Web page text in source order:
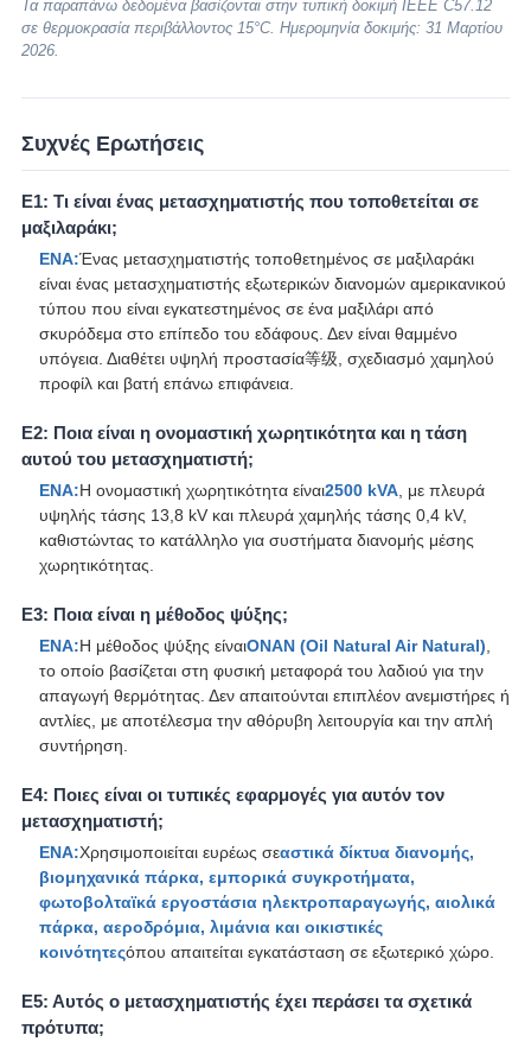
Τα παραπάνω δεδομένα βασίζονται στην τυπική δοκιμή IEEE C57.12
σε θερμοκρασία περιβάλλοντος 15°C. Ημερομηνία δοκιμής: 31 Μαρτίου
2026.
Συχνές Ερωτήσεις
Ε1: Τι είναι ένας μετασχηματιστής που τοποθετείται σε
μαξιλαράκι;
ΕΝΑ:Ένας μετασχηματιστής τοποθετημένος σε μαξιλαράκι
είναι ένας μετασχηματιστής εξωτερικών διανομών αμερικανικού
τύπου που είναι εγκατεστημένος σε ένα μαξιλάρι από
σκυρόδεμα στο επίπεδο του εδάφους. Δεν είναι θαμμένο
υπόγεια. Διαθέτει υψηλή προστασία等级, σχεδιασμό χαμηλού
προφίλ και βατή επάνω επιφάνεια.
Ε2: Ποια είναι η ονομαστική χωρητικότητα και η τάση
αυτού του μετασχηματιστή;
ΕΝΑ:Η ονομαστική χωρητικότητα είναι2500 kVA, με πλευρά
υψηλής τάσης 13,8 kV και πλευρά χαμηλής τάσης 0,4 kV,
καθιστώντας το κατάλληλο για συστήματα διανομής μέσης
χωρητικότητας.
Ε3: Ποια είναι η μέθοδος ψύξης;
ΕΝΑ:Η μέθοδος ψύξης είναιONAN (Oil Natural Air Natural),
το οποίο βασίζεται στη φυσική μεταφορά του λαδιού για την
απαγωγή θερμότητας. Δεν απαιτούνται επιπλέον ανεμιστήρες ή
αντλίες, με αποτέλεσμα την αθόρυβη λειτουργία και την απλή
συντήρηση.
Ε4: Ποιες είναι οι τυπικές εφαρμογές για αυτόν τον
μετασχηματιστή;
ΕΝΑ:Χρησιμοποιείται ευρέως σεαστικά δίκτυα διανομής,
βιομηχανικά πάρκα, εμπορικά συγκροτήματα,
φωτοβολταϊκά εργοστάσια ηλεκτροπαραγωγής, αιολικά
πάρκα, αεροδρόμια, λιμάνια και οικιστικές
κοινότητεςόπου απαιτείται εγκατάσταση σε εξωτερικό χώρο.
Ε5: Αυτός ο μετασχηματιστής έχει περάσει τα σχετικά
πρότυπα;